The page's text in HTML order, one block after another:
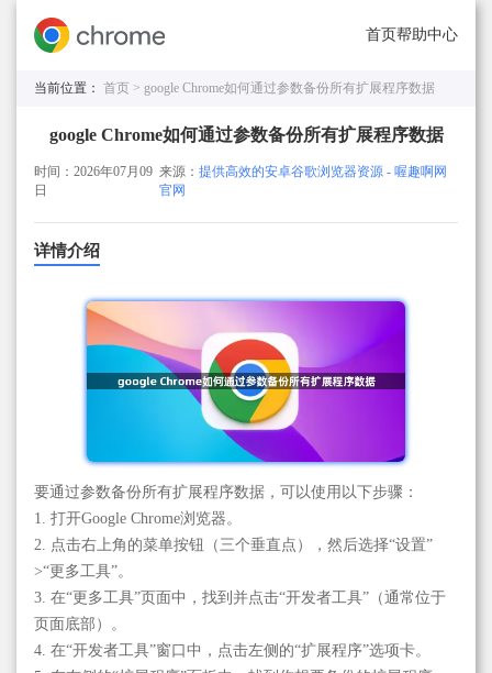
首页帮助中心
当前位置： 首页 > google Chrome如何通过参数备份所有扩展程序数据
google Chrome如何通过参数备份所有扩展程序数据
时间：2026年07月09
日
来源：提供高效的安卓谷歌浏览器资源 - 喔趣啊网
官网
详情介绍
要通过参数备份所有扩展程序数据，可以使用以下步骤：
1. 打开Google Chrome浏览器。
2. 点击右上角的菜单按钮（三个垂直点），然后选择“设置”
>“更多工具”。
3. 在“更多工具”页面中，找到并点击“开发者工具”（通常位于
页面底部）。
4. 在“开发者工具”窗口中，点击左侧的“扩展程序”选项卡。